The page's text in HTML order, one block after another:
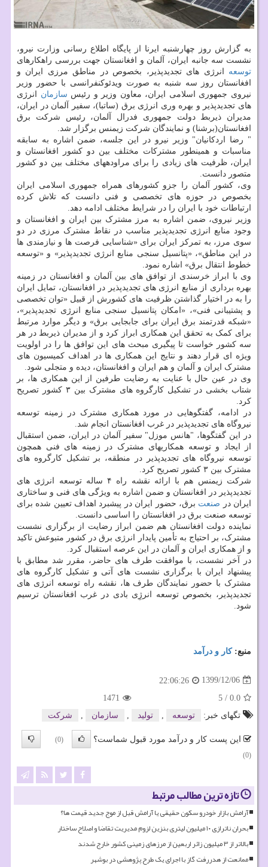
به گزارش روز چهارشنبه ایرنا از پایگاه اطلاع رسانی وزارت نیرو،
نشست سه جانبه ایران، آلمان و افغانستان جهت بررسی راهکارهای
توسعه انرژی های تجدیدپذیر، بخصوص در مناطق مرزی ایران و
افغانستان روز سه شنبه به صورت ویدئوکنفرانسی با حضور وزیر
نیروی جمهوری اسلامی ایران، معاون وزیر و رئیس سازمان انرژی
های تجدیدپذیر و بهره ­وری انرژی برق (ساتبا)، سفیر آلمان در ایران،
مدیران ذیربط دولت جمهوری فدرال آلمان، رئیس شرکت برق
افغانستان(برشنا) و نمایندگان شرکت زیمنس برگزار شد.
" رضا اردکانیان" وزیر نیرو در این جلسه، ضمن اشاره به سابقه
مناسبات و همینطور مشترکات مختلف بین دو کشور افغانستان و
ایران، ظرفیت های زیادی را برای مراودههای مختلف بین دو کشور
متصور دانست.
وی، کشور آلمان را جزو کشورهای همراه جمهوری اسلامی ایران
بخصوص در حوزه های تخصصی و فنی دانست که تلاش کرده
ارتباطات خود با ایران را در شرایط مختلف ادامه دهد.
وزیر نیروی، ضمن اشاره به مرز مشترک بین ایران و افغانستان و
وجود منابع انرژی تجدیدپذیر مناسب در نقاط مشترک مرزی در دو
سوی مرز، به تمرکز ایران برای «شناسایی فرصت ها و نیازمندی ها
در این مناطق»، «پتانسیل سنجی منابع انرژی تجدیدپذیر» و «توسعه
خطوط انتقال برق» اشاره نمود.
وی با ابراز خرسندی از توافق های بین آلمان و افغانستان در زمینه
بهره برداری از منابع انرژی های تجدیدپذیر در افغانستان، تمایل ایران
را به در اختیار گذاشتن ظرفیت های کشورش از قبیل «توان تخصصی
و پشتیبانی فنی»، «امکان پتانسیل سنجی منابع انرژی تجدیدپذیر»،
«شبکه قدرتمند برق ایران برای جابجایی برق» و دیگر موارد مرتبط
برای کمک به تحقق این همکاری ابراز کرد و از مدیران ذیربط در هر
سه کشور خواست تا پیگیری مبحث های این توافق ها را در اولویت
ویژه ای قرار دهند و نتایج این همکاری ها در اهداف کمیسیون های
مشترک ایران و آلمان و هم ایران و افغانستان، دیده و متجلی شود.
وی در عین حال با عنایت به رضایت طرفین از این همکاری ها، بر
شتاب بخشی در تشکیل کارگروه های مشترک بین ۳ کشور تصریح
کرد.
در ادامه، گفتگوهایی در مورد همکاری مشترک در زمینه توسعه
نیروگاه های تجدیدپذیر در غرب افغانستان انجام شد.
در این گفتگوها، "هانس موزل" سفیر آلمان در ایران، ضمن استقبال
از ایجاد و توسعه همکاریهای مشترک در زمینه های فنی همچون
توسعه نیروگاه های تجدیدپذیر در منطقه، بر تشکیل کارگروه های
مشترک بین ۳ کشور تصریح کرد.
شرکت زیمنس هم با ارائه نقشه راه ۴ ساله توسعه انرژی­ های
تجدیدپذیر در افغانستان و ضمن اشاره به ویژگی­ های فنی و ساختاری
ایران در صنعت برق، حضور ایران در پیشبرد اهداف تعیین شده برای
توسعه صنعت برق در افغانستان را اساسی دانست.
نماینده دولت افغانستان هم ضمن ابراز رضایت از برگزاری نشست
مشترک، بر احتیاج به تأمین پایدار انرژی برق در کشور متبوعش تاکید
و از همکاری ایران و آلمان در این عرصه استقبال کرد.
در آخر نشست، با موافقت طرف های حاضر، مقرر شد مطابق با
پیشنهاد ایران با برگزاری نشست های آتی و تشکیل کارگروه های
مشترک با حضور نمایندگان طرف ها، نقشه راه توسعه انرژی­ های
تجدیدپذیر، بخصوص توسعه انرژِی بادی در غرب افغانستان ترسیم
شود.
منبع:كار و درآمد
1399/12/06
22:06:26
0.0
/
5
1471
تگهای خبر:
توسعه , تولید , سازمان , شركت
این پست کار و درآمد مورد قبول شماست؟
(0)
(0)
تازه ترین مطالب مرتبط
آرامش بازار خودرو سکون حقیقی یا آرامش قبل از موج جدید قیمت ها؟
بحران ناترازی ۱۰ میلیون لیتری بنزین لزوم مدیریت تقاضا و اصلاح ساختار
بالاتر از ۳ میلیون زائر اربعین از مرزهای زمینی کشور خارج شدند
ممانعت از هدررفت گاز با اجرای یک طرح پژوهشی در بوشهر